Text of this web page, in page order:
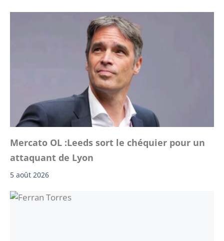
Mercato OL :Leeds sort le chéquier pour un
attaquant de Lyon
5 août 2026